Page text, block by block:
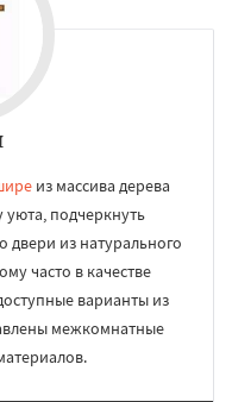
из массива дерева
уюта, подчеркнуть
двери из натурального
часто в качестве
варианты из
межкомнатные